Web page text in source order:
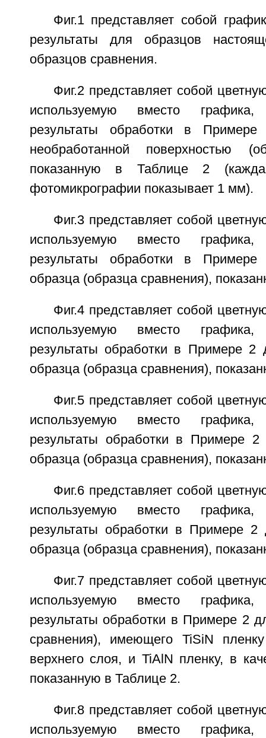
Фиг.1 представляет собой
результаты для образцов
образцов сравнения.
Фиг.2 представляет собой
используемую вместо графика,
результаты обработки в
необработанной поверхностью
показанную в Таблице 2
фотомикрографии показывает 1 мм).
Фиг.3 представляет собой
используемую вместо графика,
результаты обработки в
образца (образца сравнения),
Фиг.4 представляет собой
используемую вместо графика,
результаты обработки в Примере 2
образца (образца сравнения),
Фиг.5 представляет собой
используемую вместо графика,
результаты обработки в Примере
образца (образца сравнения),
Фиг.6 представляет собой
используемую вместо графика,
результаты обработки в Примере 2
образца (образца сравнения),
Фиг.7 представляет собой
используемую вместо графика,
результаты обработки в Примере 2
сравнения), имеющего TiSiN
верхнего слоя, и TiAlN пленку, в
показанную в Таблице 2.
Фиг.8 представляет собой
используемую вместо графика,